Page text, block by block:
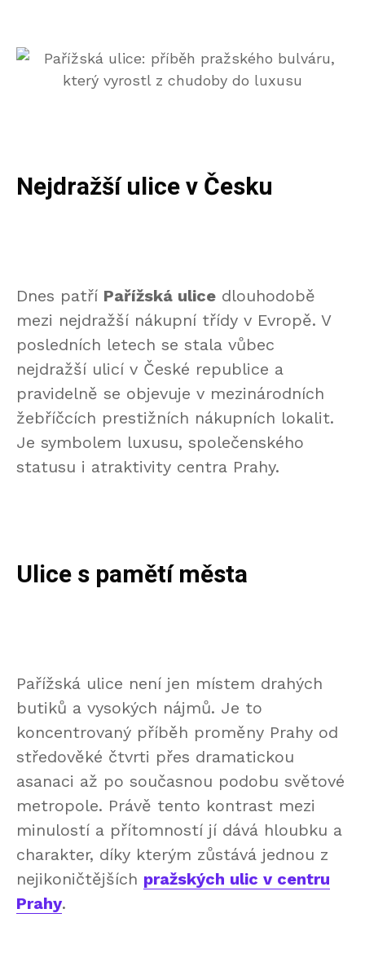
Nejdražší ulice v Česku
Dnes patří Pařížská ulice dlouhodobě
mezi nejdražší nákupní třídy v Evropě. V
posledních letech se stala vůbec
nejdražší ulicí v České republice a
pravidelně se objevuje v mezinárodních
žebříčcích prestižních nákupních lokalit.
Je symbolem luxusu, společenského
statusu i atraktivity centra Prahy.
Ulice s pamětí města
Pařížská ulice není jen místem drahých
butiků a vysokých nájmů. Je to
koncentrovaný příběh proměny Prahy od
středověké čtvrti přes dramatickou
asanaci až po současnou podobu světové
metropole. Právě tento kontrast mezi
minulostí a přítomností jí dává hloubku a
charakter, díky kterým zůstává jednou z
nejikoničtějších pražských ulic v centru
Prahy.